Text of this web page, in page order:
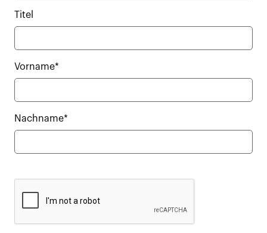
Titel
Vorname*
Nachname*